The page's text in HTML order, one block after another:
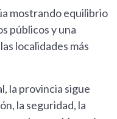
mostrando equilibrio
públicos y una
localidades más
la provincia sigue
la seguridad, la